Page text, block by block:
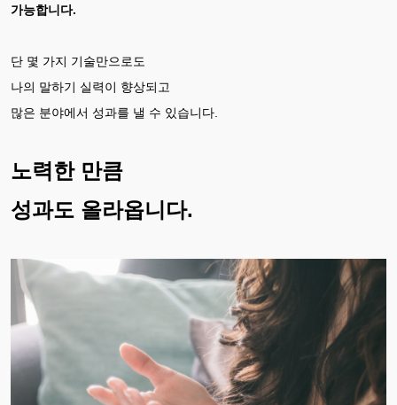
가능합니다.
단 몇 가지 기술만으로도
나의 말하기 실력이 향상되고
많은 분야에서 성과를 낼 수 있습니다.
노력한 만큼
성과도 올라옵니다.